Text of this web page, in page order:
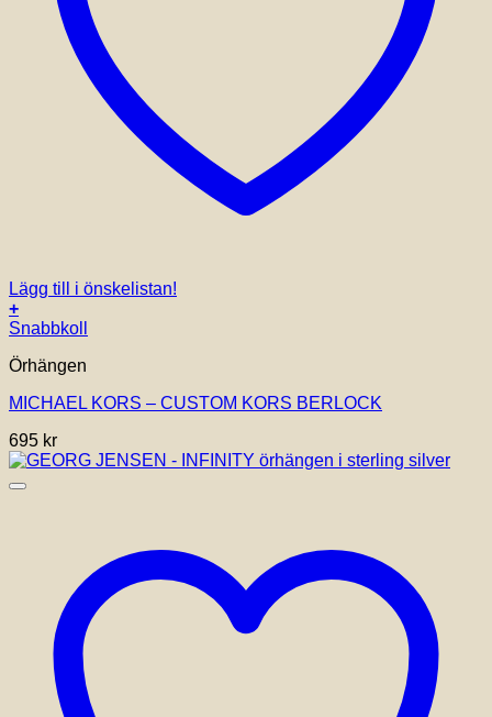
Lägg till i önskelistan!
+
Snabbkoll
Örhängen
MICHAEL KORS – CUSTOM KORS BERLOCK
695 kr